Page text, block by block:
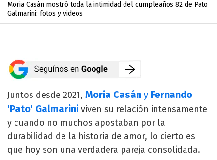
Moria Casán mostró toda la intimidad del cumpleaños 82 de Pato
Galmarini: fotos y videos
Juntos desde 2021, Moria Casán y Fernando
'Pato' Galmarini viven su relación intensamente
y cuando no muchos apostaban por la
durabilidad de la historia de amor, lo cierto es
que hoy son una verdadera pareja consolidada.